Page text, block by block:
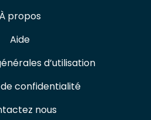
À propos
Aide
d’utilisation
confidentialité
nous